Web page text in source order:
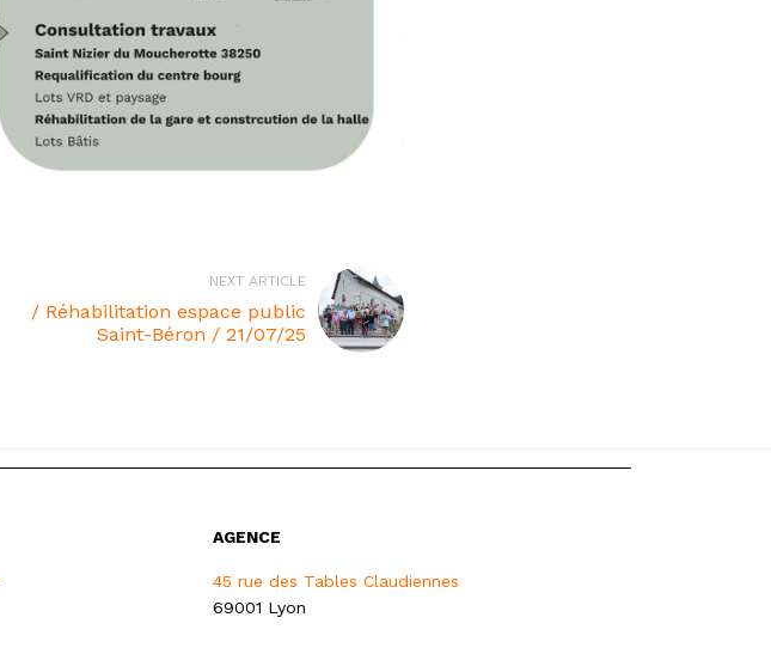
NEXT ARTICLE
/ Réhabilitation espace public
Saint-Béron / 21/07/25
AGENCE
45 rue des Tables Claudiennes
69001 Lyon